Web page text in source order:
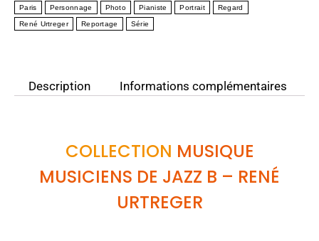
Paris Personnage Photo Pianiste Portrait Regard
René Urtreger Reportage Série
Description Informations complémentaires
COLLECTION MUSIQUE
MUSICIENS DE JAZZ B – RENÉ
URTREGER